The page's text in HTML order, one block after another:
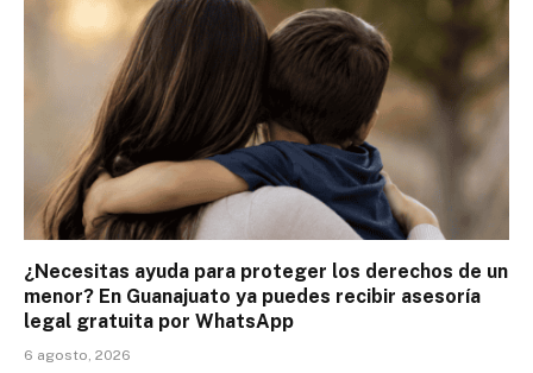
¿Necesitas ayuda para proteger los derechos de un
menor? En Guanajuato ya puedes recibir asesoría
legal gratuita por WhatsApp
6 agosto, 2026